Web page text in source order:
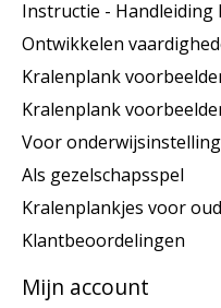
Instructie - Handleiding
Ontwikkelen
Kralenplank
Kralenplank
Voor
Als gezelschapsspel
Kralenplankjes voor
Klantbeoordelingen
Mijn account